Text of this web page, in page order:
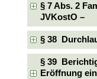
§ 7 Abs. 2
JVKostO –
§ 38
§ 39
Eröffnung